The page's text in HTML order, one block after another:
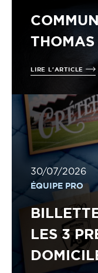
LIRE L'ARTICLE
30/07/2026
ÉQUIPE PRO
LES 3